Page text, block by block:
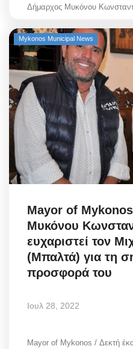
Elections 2023
Γλώσσα
Ελληνικά English
Δήμαρχος Μυκόνου
Mykonos Municipal News
Mayor of
Μυκόνου
ευχαριστεί τον
(Μπαλτά) για τη
προσφορά του
Ιουλ 28, 2022
Mayor of Mykonos / Δεκτή